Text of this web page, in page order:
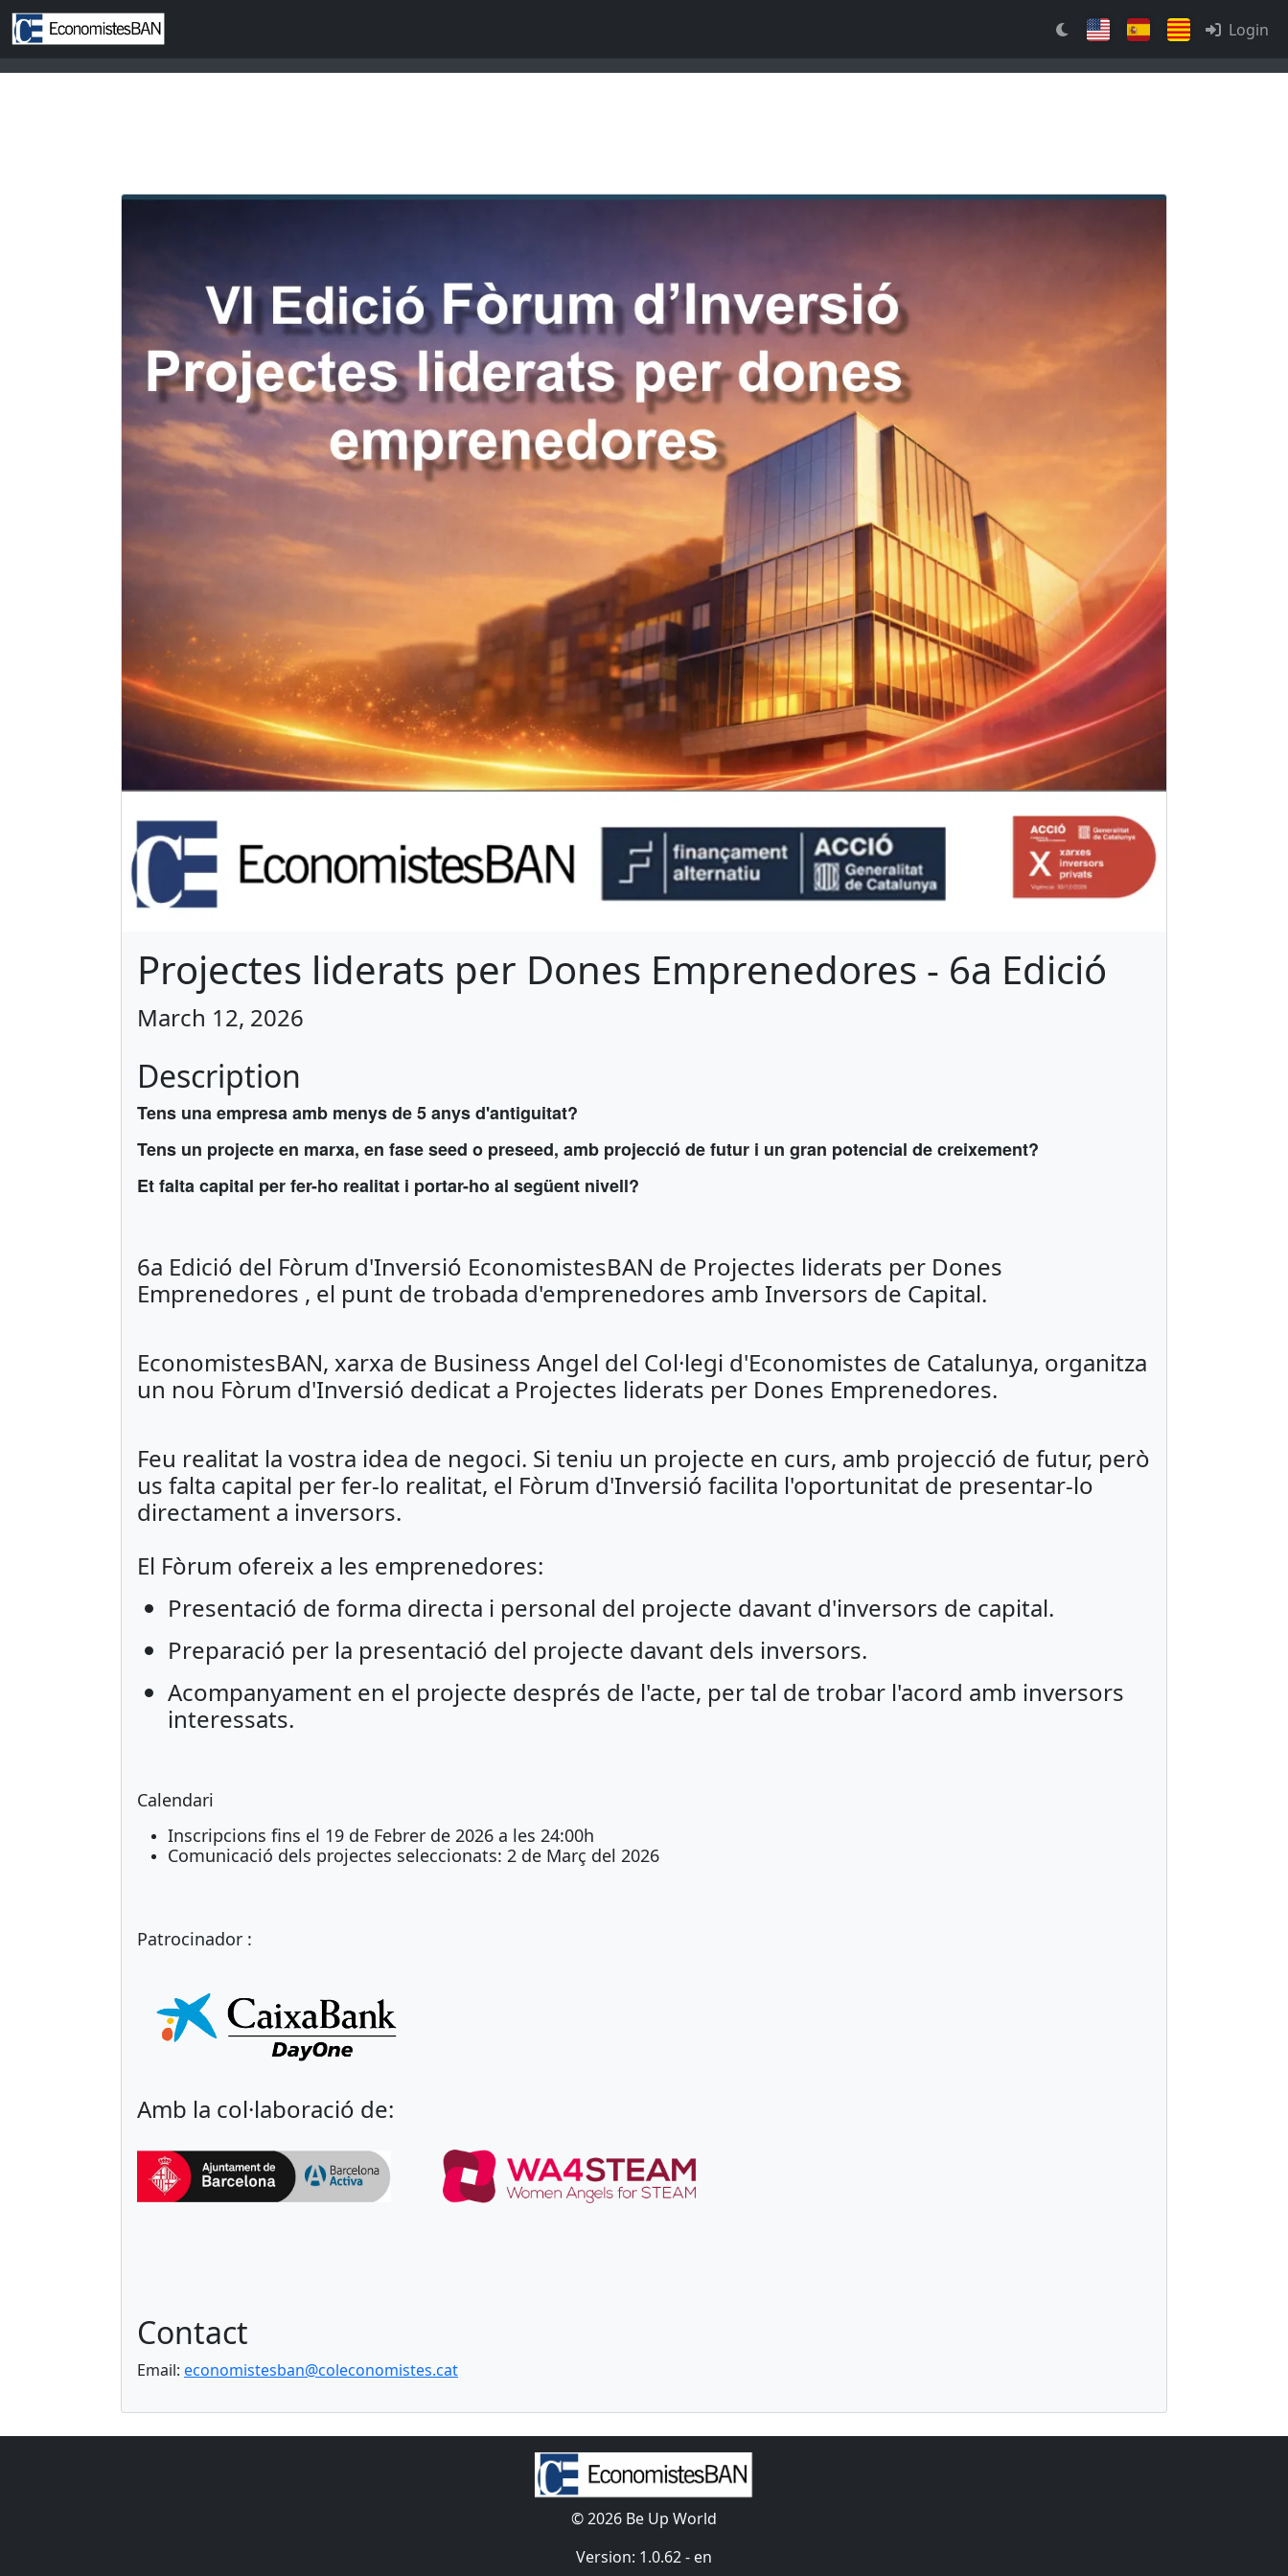
Login
Projectes liderats per Dones Emprenedores - 6a Edició
March 12, 2026
Description
Tens una empresa amb menys de 5 anys d'antiguitat?
Tens un projecte en marxa, en fase seed o preseed, amb projecció de futur i un gran potencial de creixement?
Et falta capital per fer-ho realitat i portar-ho al següent nivell?
6a Edició del Fòrum d'Inversió EconomistesBAN de Projectes liderats per Dones
Emprenedores , el punt de trobada d'emprenedores amb Inversors de Capital.
EconomistesBAN, xarxa de Business Angel del Col·legi d'Economistes de Catalunya, organitza
un nou Fòrum d'Inversió dedicat a Projectes liderats per Dones Emprenedores.
Feu realitat la vostra idea de negoci. Si teniu un projecte en curs, amb projecció de futur, però
us falta capital per fer-lo realitat, el Fòrum d'Inversió facilita l'oportunitat de presentar-lo
directament a inversors.
El Fòrum ofereix a les emprenedores:
Presentació de forma directa i personal del projecte davant d'inversors de capital.
Preparació per la presentació del projecte davant dels inversors.
Acompanyament en el projecte després de l'acte, per tal de trobar l'acord amb inversors
interessats.
Calendari
Inscripcions fins el 19 de Febrer de 2026 a les 24:00h
Comunicació dels projectes seleccionats: 2 de Març del 2026
Patrocinador :
Amb la col·laboració de:
Contact
Email: economistesban@coleconomistes.cat
© 2026 Be Up World
Version: 1.0.62 - en